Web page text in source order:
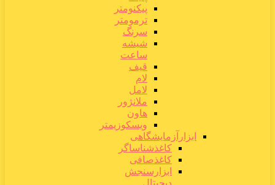
پیکنومتر
ترمومتر
سرنگ
شیشه
ساعت
قیف
لام
لامل
ملانژور
هاون
ویسکوزیمتر
ابزارآزمایشگاهی
کاغذشناساگر
کاغذصافی
ابزارسنجش